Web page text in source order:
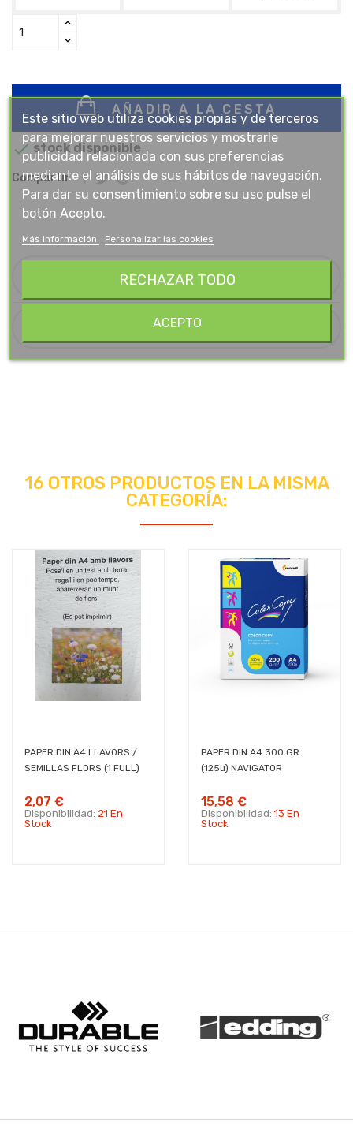
AÑADIR A LA CESTA
 stock disponible
Compartir
Descripción
Detalles Del Producto
16 OTROS PRODUCTOS EN LA MISMA
CATEGORÍA:
PAPER DIN A4 LLAVORS /
SEMILLAS FLORS (1 FULL)
2,07 €
Disponibilidad: 21 En
Stock
PAPER DIN A4 300 GR.
(125u) NAVIGATOR
15,58 €
Disponibilidad: 13 En
Stock
Este sitio web utiliza cookies propias y de terceros
para mejorar nuestros servicios y mostrarle
publicidad relacionada con sus preferencias
mediante el análisis de sus hábitos de navegación.
Para dar su consentimiento sobre su uso pulse el
botón Acepto.
Más información Personalizar las cookies
RECHAZAR TODO
ACEPTO